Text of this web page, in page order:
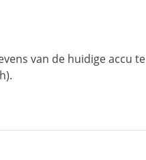
van de huidige accu te